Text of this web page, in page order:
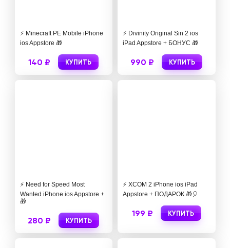
⚡️ Minecraft PE Mobile iPhone
ios Appstore 🎁
140 ₽ КУПИТЬ
⚡️ Divinity Original Sin 2 ios
iPad Appstore + БОНУС 🎁
990 ₽ КУПИТЬ
⚡️ Need for Speed Most
Wanted iPhone ios Appstore +
🎁
280 ₽ КУПИТЬ
⚡️ XCOM 2 iPhone ios iPad
Appstore + ПОДАРОК 🎁🎈
199 ₽ КУПИТЬ